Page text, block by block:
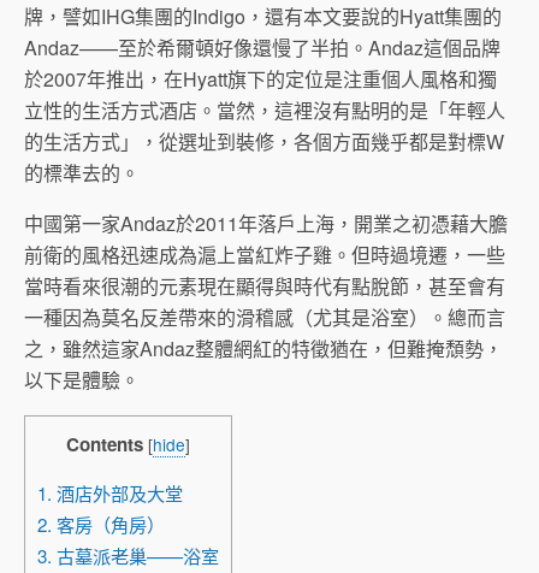
牌，譬如IHG集團的Indigo，還有本文要說的Hyatt集團的
Andaz——至於希爾頓好像還慢了半拍。Andaz這個品牌
於2007年推出，在Hyatt旗下的定位是注重個人風格和獨
立性的生活方式酒店。當然，這裡沒有點明的是「年輕人
的生活方式」，從選址到裝修，各個方面幾乎都是對標W
的標準去的。
中國第一家Andaz於2011年落戶上海，開業之初憑藉大膽
前衛的風格迅速成為滬上當紅炸子雞。但時過境遷，一些
當時看來很潮的元素現在顯得與時代有點脫節，甚至會有
一種因為莫名反差帶來的滑稽感（尤其是浴室）。總而言
之，雖然這家Andaz整體網紅的特徵猶在，但難掩頹勢，
以下是體驗。
Contents [hide]
1. 酒店外部及大堂
2. 客房（角房）
3. 古墓派老巢——浴室